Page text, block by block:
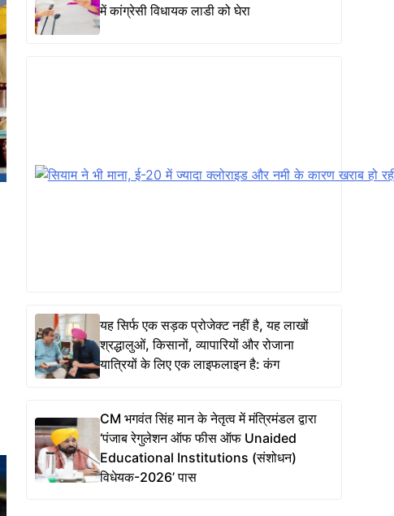
में कांग्रेसी विधायक लाडी को घेरा
यह सिर्फ एक सड़क प्रोजेक्ट नहीं है, यह लाखों
श्रद्धालुओं, किसानों, व्यापारियों और रोजाना
यात्रियों के लिए एक लाइफलाइन है: कंग
CM भगवंत सिंह मान के नेतृत्व में मंत्रिमंडल द्वारा
‘पंजाब रेगुलेशन ऑफ फीस ऑफ Unaided
Educational Institutions (संशोधन)
विधेयक-2026’ पास